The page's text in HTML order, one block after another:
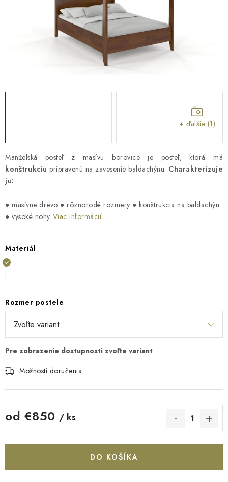
Metódy platieb na našom webe
O nás Naša spoločenská
Manželská posteľ z masívu borovice je posteľ, ktorá má
konštrukciu pripravenú na zavesenie baldachýnu. Charakterizuje
ju:
● masívne drevo ● rôznorodé rozmery ● konštrukcia na baldachýn
● vysoké nohy Viac informácií
Materiál
Rozmer postele
Možnosti doručenia
od €850 / ks
DO KOŠÍKA
+ ďalšie (1)